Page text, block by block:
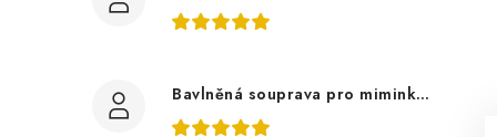
Bavlněná souprava pro miminko, zvířátka v lese